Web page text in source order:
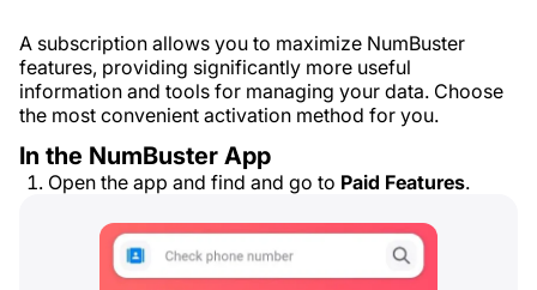
A subscription allows you to maximize NumBuster
features, providing significantly more useful
information and tools for managing your data. Choose
the most convenient activation method for you.
In the NumBuster App
Open the app and find and go to Paid Features.